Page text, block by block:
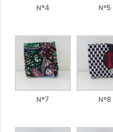
N°4 N°5
N°7 N°8